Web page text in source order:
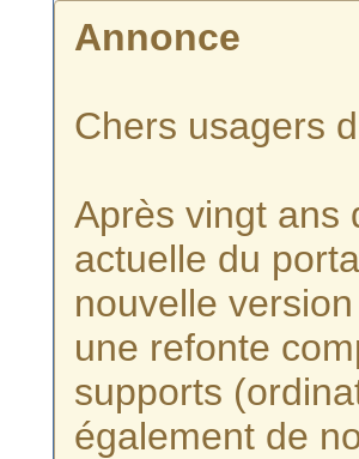
Annonce
Chers usagers
Après vingt ans
actuelle du
nouvelle
une refonte
supports
également de